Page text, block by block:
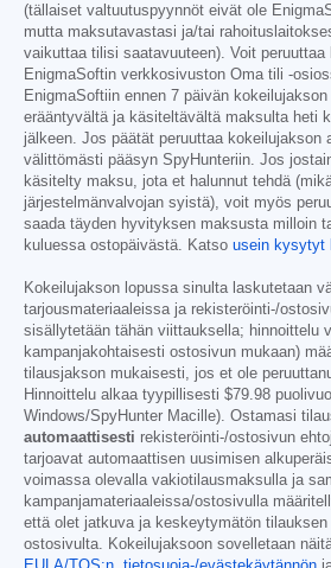
(tällaiset valtuutuspyynnöt eivät ole
mutta maksutavastasi ja/tai
vaikuttaa tilisi saatavuuteen). Voit peruuttaa
EnigmaSoftin verkkosivuston Oma tili -
EnigmaSoftiin ennen 7 päivän
erääntyvältä ja käsiteltävältä maksulta heti
jälkeen. Jos päätät peruuttaa kokeilujakson
välittömästi pääsyn SpyHunteriin. Jos
käsitelty maksu, jota et halunnut tehdä
järjestelmänvalvojan syistä), voit myös
saada täyden hyvityksen maksusta milloin
kuluessa ostopäivästä. Katso usein kysytyt
Kokeilujakson lopussa sinulta laskutetaan
tarjousmateriaaleissa ja rekisteröinti-/
sisällytetään tähän viittauksella; hinnoittelu
kampanjakohtaisesti ostosivun mukaan)
tilausjakson mukaisesti, jos et ole
Hinnoittelu alkaa tyypillisesti $79.98
Windows/SpyHunter Macille). Ostamasi
automaattisesti rekisteröinti-/ostosivun
tarjoavat automaattisen uusimisen
voimassa olevalla vakiotilausmaksulla ja
kampanjamateriaaleissa/ostosivulla
että olet jatkuva ja keskeytymätön
ostosivulta. Kokeilujaksoon sovelletaan